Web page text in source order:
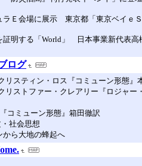
Ｅ会場に展示 東京都「東京ベイｅＳ
明する「World」 日本事業新代表高
ログ
スティン・ロス『コミューン形態』
ストファー・クレアリー『ロジャー
コミューン形態』箱田徹訳
社会思想
ら大地の蜂起へ